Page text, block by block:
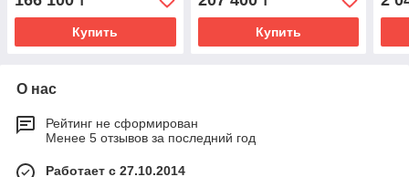
Купить Купить
О нас
Рейтинг не сформирован
Менее 5 отзывов за последний год
Работает с 27.10.2014